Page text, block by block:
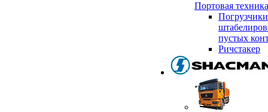
Портовая
пустых
Ричстакер